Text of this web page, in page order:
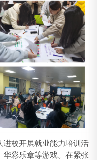
进校开展就业能力培训活
彩乐章等游戏。在紧张